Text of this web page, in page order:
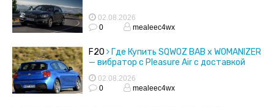
02.08.2026
0
mealeec4wx
F20
Где Купить SQWOZ BAB x WOMANIZER
— вибратор с Pleasure Air с доставкой
02.08.2026
0
mealeec4wx